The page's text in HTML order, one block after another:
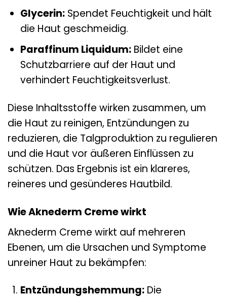
Glycerin:Spendet Feuchtigkeit und hält
die Haut geschmeidig.
Paraffinum Liquidum:Bildet eine
Schutzbarriere auf der Haut und
verhindert Feuchtigkeitsverlust.
Diese Inhaltsstoffe wirken zusammen, um
die Haut zu reinigen, Entzündungen zu
reduzieren, die Talgproduktion zu regulieren
und die Haut vor äußeren Einflüssen zu
schützen. Das Ergebnis ist ein klareres,
reineres und gesünderes Hautbild.
Wie Aknederm Creme wirkt
Aknederm Creme wirkt auf mehreren
Ebenen, um die Ursachen und Symptome
unreiner Haut zu bekämpfen:
Entzündungshemmung:Die